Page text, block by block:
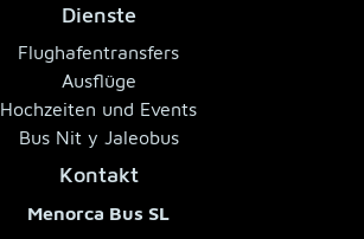
Dienste
Flughafentransfers
Ausflüge
Hochzeiten und Events
Bus Nit y Jaleobus
Kontakt
Menorca Bus SL